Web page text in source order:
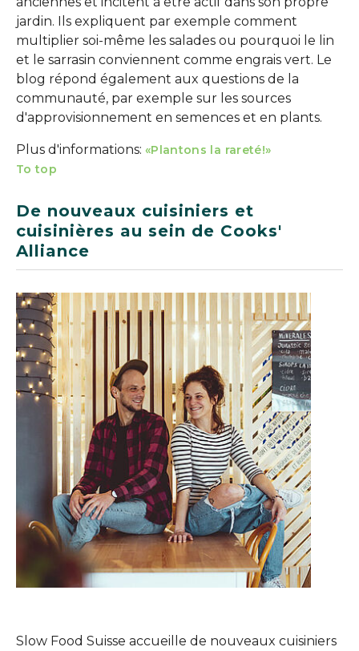
jardin. Ils expliquent par exemple comment
multiplier soi-même les salades ou pourquoi le lin
et le sarrasin conviennent comme engrais vert. Le
blog répond également aux questions de la
communauté, par exemple sur les sources
d'approvisionnement en semences et en plants.
Plus d'informations: «Plantons la rareté!»
To top
De nouveaux cuisiniers et
cuisinières au sein de Cooks'
Alliance
Slow Food Suisse accueille de nouveaux cuisiniers